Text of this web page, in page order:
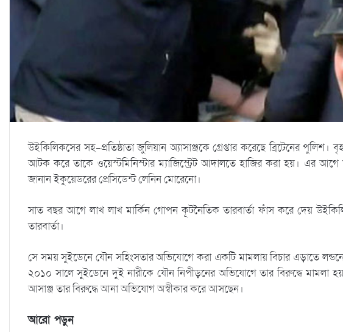
উইকিলিকসের সহ-প্রতিষ্ঠাতা জুলিয়ান অ্যাসাঞ্জকে গ্রেপ্তার করেছে ব্রিটেনের
আটক করে তাকে ওয়েস্টমিনিস্টার ম্যাজিস্ট্রেট আদালতে হাজির করা হয়। এর আগে
জানান ইকুয়েডরের প্রেসিডেন্ট লেনিন মোরেনো।
সাত বছর আগে লাখ লাখ মার্কিন গোপন কূটনৈতিক তারবার্তা ফাঁস করে দেয়
তারবার্তা।
সে সময় সুইডেনে যৌন সহিংসতার অভিযোগে করা একটি মামলায় বিচার এড়াতে
২০১০ সালে সুইডেনে দুই নারীকে যৌন নিপীড়নের অভিযোগে তার বিরুদ্ধে মামলা
আসাঞ্জ তার বিরুদ্ধে আনা অভিযোগ অস্বীকার করে আসছেন।
আরো পড়ুন